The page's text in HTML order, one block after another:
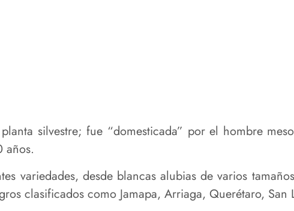
silvestre; fue “domesticada” por el hombre
años.
variedades, desde blancas alubias de varios
clasificados como Jamapa, Arriaga, Querétaro, San